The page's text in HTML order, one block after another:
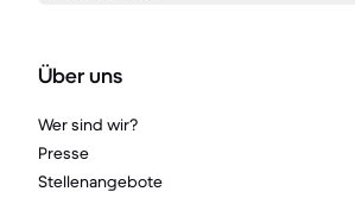
Über uns
Wer sind wir?
Presse
Stellenangebote